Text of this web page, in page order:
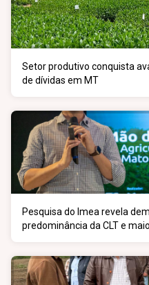
Setor produtivo conquista
de dívidas em MT
Pesquisa do Imea revela
predominância da CLT e